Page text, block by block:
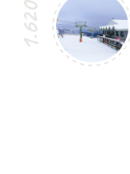
1.620